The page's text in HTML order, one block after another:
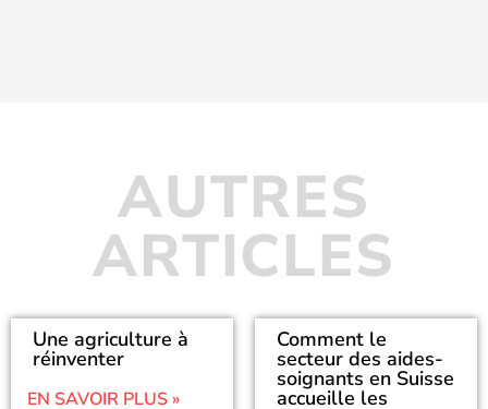
AUTRES
ARTICLES
Une agriculture à
réinventer
EN SAVOIR PLUS »
Comment le
secteur des aides-
soignants en Suisse
accueille les